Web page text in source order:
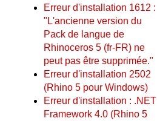
Erreur d'installation 1612 :
"L'ancienne version du
Pack de langue de
Rhinoceros 5 (fr-FR) ne
peut pas être supprimée."
Erreur d'installation 2502
(Rhino 5 pour Windows)
Erreur d'installation : .NET
Framework 4.0 (Rhino 5